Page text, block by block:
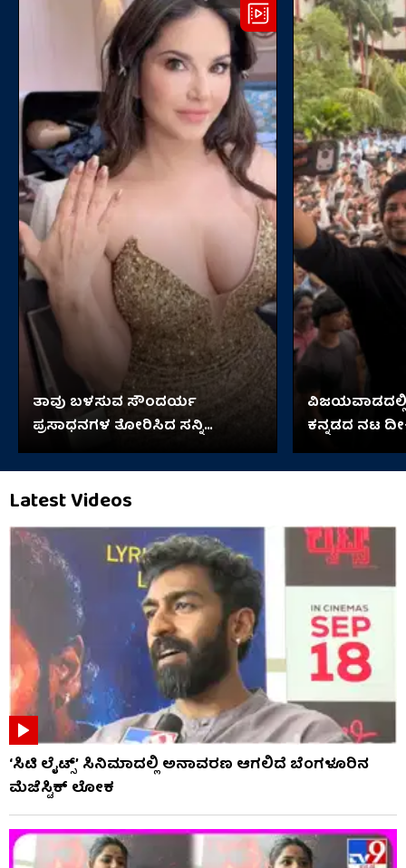
ತಾವು ಬಳಸುವ ಸೌಂದರ್ಯ
ಪ್ರಸಾಧನಗಳ ತೋರಿಸಿದ ಸನ್ನಿ
ಲಿಯೋನಿ
ಕನ್ನಡದ ನಟ
Latest Videos
‘ಸಿಟಿ ಲೈಟ್ಸ್’ ಸಿನಿಮಾದಲ್ಲಿ ಅನಾವರಣ ಆಗಲಿದೆ ಬೆಂಗಳೂರಿನ
ಮೆಜೆಸ್ಟಿಕ್ ಲೋಕ